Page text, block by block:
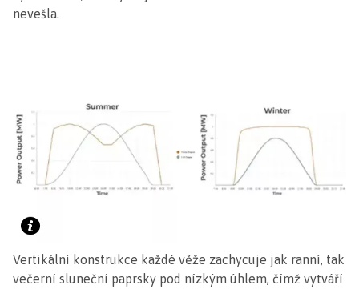
nevešla.
Vertikální konstrukce každé věže zachycuje jak ranní, tak
večerní sluneční paprsky pod nízkým úhlem, čímž vytváří